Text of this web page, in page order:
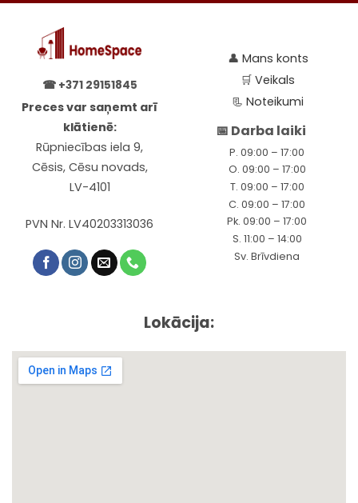
☎ +371 29151845
Preces var saņemt arī
klātienē:
Rūpniecības iela 9,
Cēsis, Cēsu novads,
LV-4101
PVN Nr. LV40203313036
👤 Mans konts
🛒Veikals
📃Noteikumi
📅 Darba laiki
P. 09:00 – 17:00
O. 09:00 – 17:00
T. 09:00 – 17:00
C. 09:00 – 17:00
Pk. 09:00 – 17:00
S. 11:00 – 14:00
Sv. Brīvdiena
Lokācija: